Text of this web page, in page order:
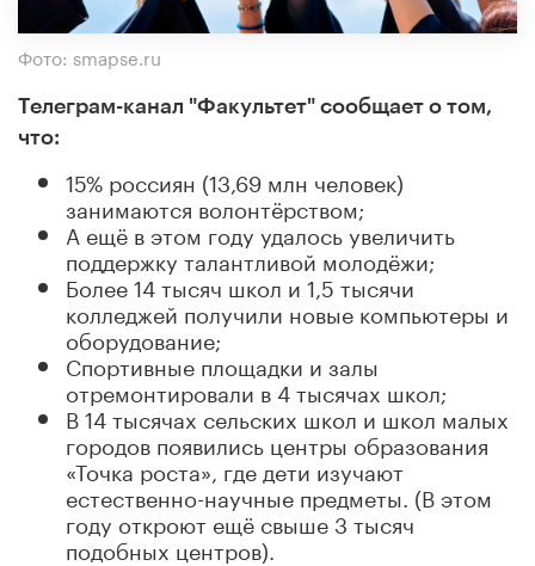
Фото: smapse.ru
Телеграм-канал "Факультет" сообщает о том,
что:
15% россиян (13,69 млн человек)
занимаются волонтёрством;
А ещё в этом году удалось увеличить
поддержку талантливой молодёжи;
Более 14 тысяч школ и 1,5 тысячи
колледжей получили новые компьютеры и
оборудование;
Спортивные площадки и залы
отремонтировали в 4 тысячах школ;
В 14 тысячах сельских школ и школ малых
городов появились центры образования
«Точка роста», где дети изучают
естественно-научные предметы. (В этом
году откроют ещё свыше 3 тысяч
подобных центров).